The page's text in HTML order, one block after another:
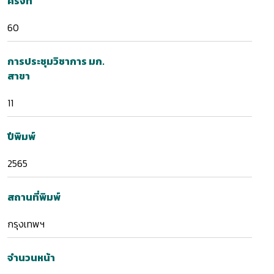
60
การประชุมวิชาการ มก.
สาขา
11
ปีพิมพ์
2565
สถานที่พิมพ์
กรุงเทพฯ
จำนวนหน้า